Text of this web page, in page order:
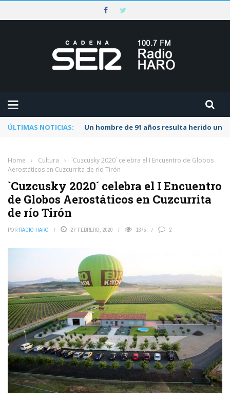
ÚLTIMAS NOTICIAS: Un hombre de 91 años resulta herido
Home › Cultura ›
`Cuzcusky 2020´ celebra el I Encuentro de Globos
Aerostáticos en Cuzcurrita de río Tirón
`Cuzcusky 2020´ celebra el I Encuentro
de Globos Aerostáticos en Cuzcurrita
de río Tirón
POR RADIO HARO 27 FEBRERO, 2020 1375 2